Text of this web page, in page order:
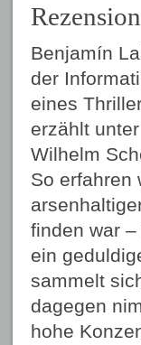
Rezension
Benjamín
der
eines
erzählt
Wilhelm
So erfahren
finden war
ein
sammelt
dagegen
hohe